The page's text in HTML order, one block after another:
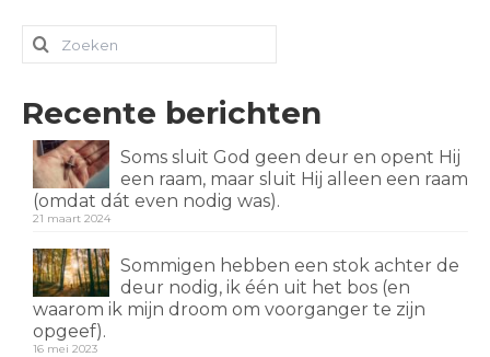
Zoeken
naar:
Recente berichten
Soms sluit God geen deur en opent Hij
een raam, maar sluit Hij alleen een raam
(omdat dát even nodig was).
21 maart 2024
Sommigen hebben een stok achter de
deur nodig, ik één uit het bos (en
waarom ik mijn droom om voorganger te zijn
opgeef).
16 mei 2023